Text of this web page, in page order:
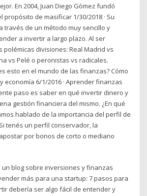
En 2004, Juan Diego Gómez fundó
propósito de masificar 1/30/2018 · Su
través de un método muy sencillo y
a invertir a largo plazo. Al ser
polémicas divisiones: Real Madrid vs
vs Pelé o peronistas vs radicales.
esto en el mundo de las finanzas? Cómo
economía 6/1/2016 · Aprender finanzas
paso es saber en qué invertir dinero y
gestión financiera del mismo. ¿En qué
hablado de la importancia del perfil de
tenés un perfil conservador, la
por bonos de corto o mediano
un blog sobre inversiones y finanzas
más para una startup: 7 pasos para
debería ser algo fácil de entender y